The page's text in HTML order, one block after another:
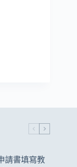
請書填寫教